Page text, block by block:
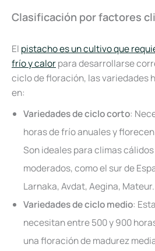
Clasificación por factores
El pistacho es un cultivo que
frío y calorpara desarrollarse
ciclo de floración, las variedades
en:
Variedades de ciclo corto:
horas de frío anuales y
Son ideales para climas
moderados, como el sur de
Larnaka, Avdat, Aegina, Mateur.
Variedades de ciclo medio:
necesitan entre 500 y 900
una floración de madurez